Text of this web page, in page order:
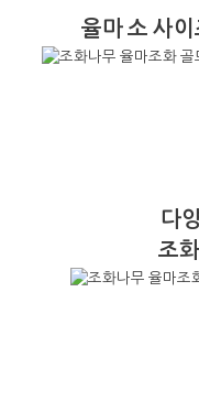
율마 소 사
다
조